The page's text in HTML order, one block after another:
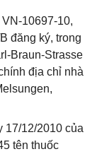
10697-10,
đăng ký, trong
Braun-Strasse
địa chỉ nhà
17/12/2010 của
tên thuốc